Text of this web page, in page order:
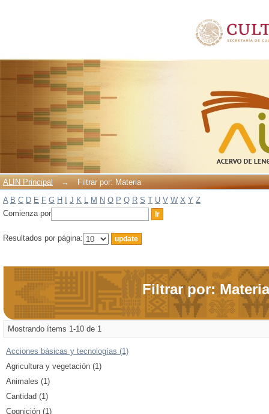
ALIN Principal →
Filtrar por: Materia
A B C D E F G H J K L M N O P Q R S T U V W X Y Z
Comienza por
Resultados por página:
Filtrar por: Materia
Mostrando ítems 1-10 de 1
Acciones básicas y tecnologías (1)
Agricultura y vegetación (1)
Animales (1)
Cantidad (1)
Cognición (1)